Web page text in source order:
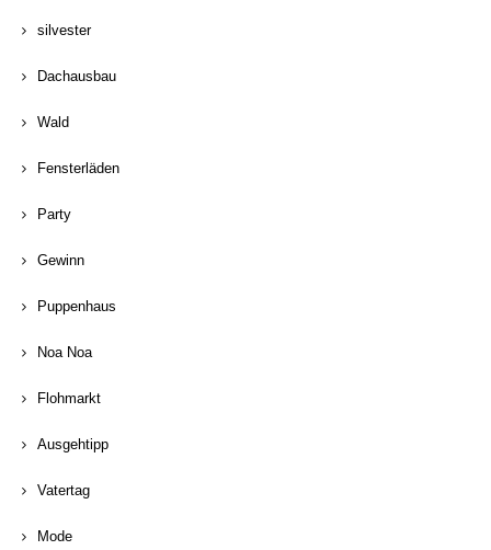
silvester
Dachausbau
Wald
Fensterläden
Party
Gewinn
Puppenhaus
Noa Noa
Flohmarkt
Ausgehtipp
Vatertag
Mode